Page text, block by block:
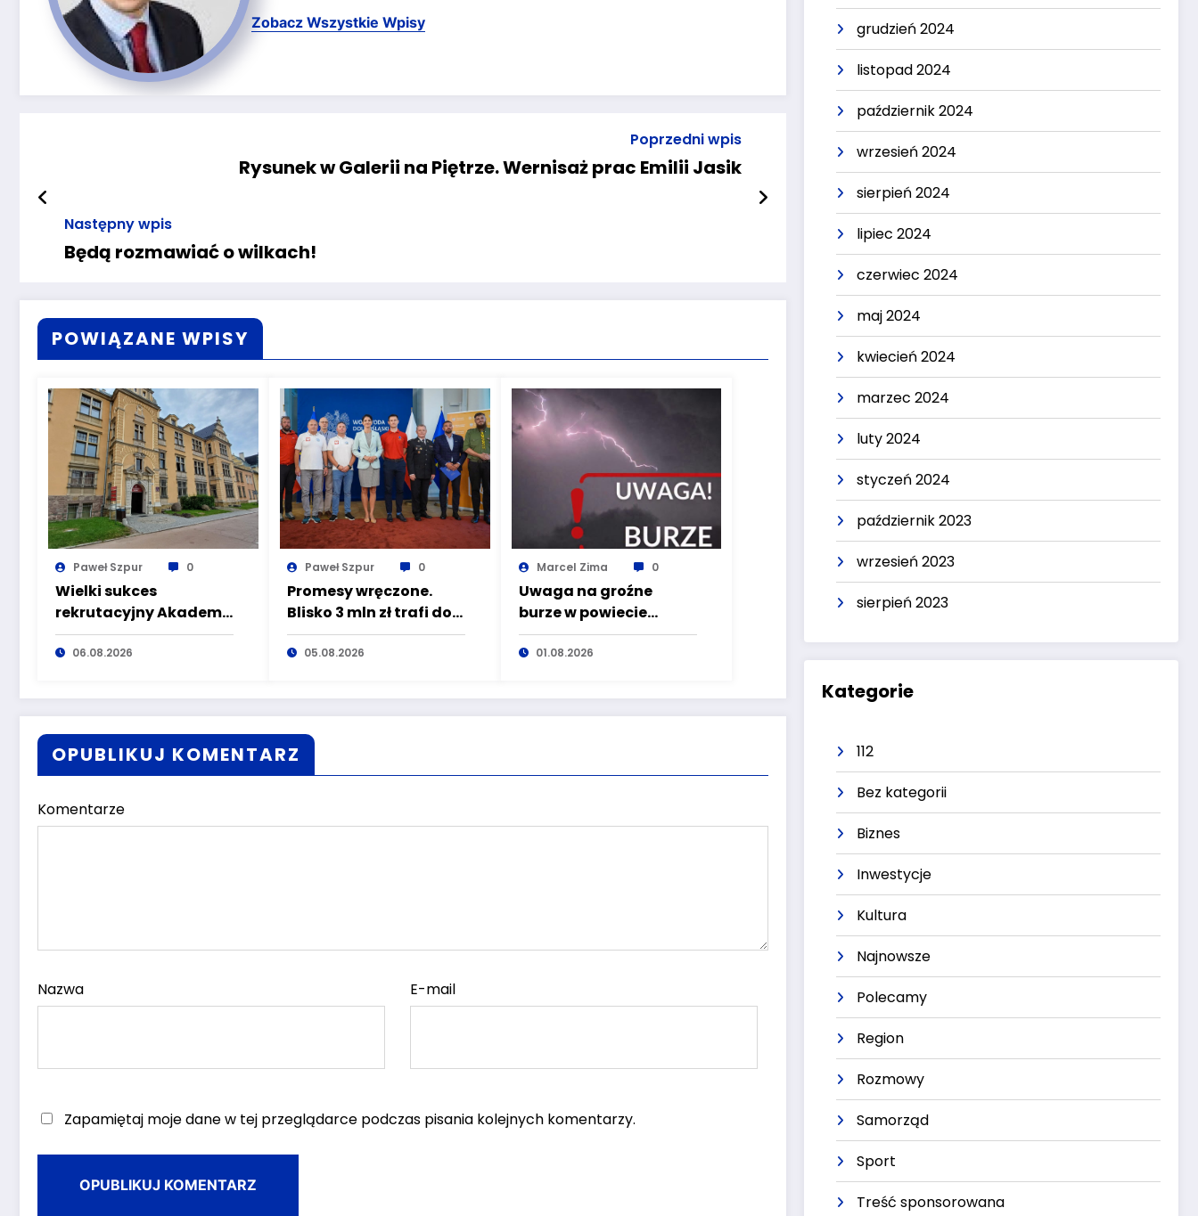
Zobacz Wszystkie Wpisy
Poprzedni wpis
Rysunek w Galerii na Piętrze. Wernisaż prac Emilii Jasik
Następny wpis
Będą rozmawiać o wilkach!
POWIĄZANE WPISY
Paweł Szpur 0
Wielki sukces
rekrutacyjny Akademii
Nauk Stosowanych
Angelusa Silesiusa!
ale Ty wciąż masz
szansę – weź udział w II
turze naboru!
06.08.2026
Paweł Szpur 0
Promesy wręczone.
Blisko 3 mln zł trafi do
organizacji, które
dbają o
mieszkańców Dolnego
Śląska
05.08.2026
Marcel Zima 0
Uwaga na groźne
burze w powiecie
wałbrzyskim
01.08.2026
OPUBLIKUJ KOMENTARZ
Komentarze
Nazwa E-mail
Zapamiętaj moje dane w tej przeglądarce podczas pisania kolejnych komentarzy.
grudzień 2024
listopad 2024
październik 2024
wrzesień 2024
sierpień 2024
lipiec 2024
czerwiec 2024
maj 2024
kwiecień 2024
marzec 2024
luty 2024
styczeń 2024
październik 2023
wrzesień 2023
sierpień 2023
Kategorie
112
Bez kategorii
Biznes
Inwestycje
Kultura
Najnowsze
Polecamy
Region
Rozmowy
Samorząd
Sport
Treść sponsorowana